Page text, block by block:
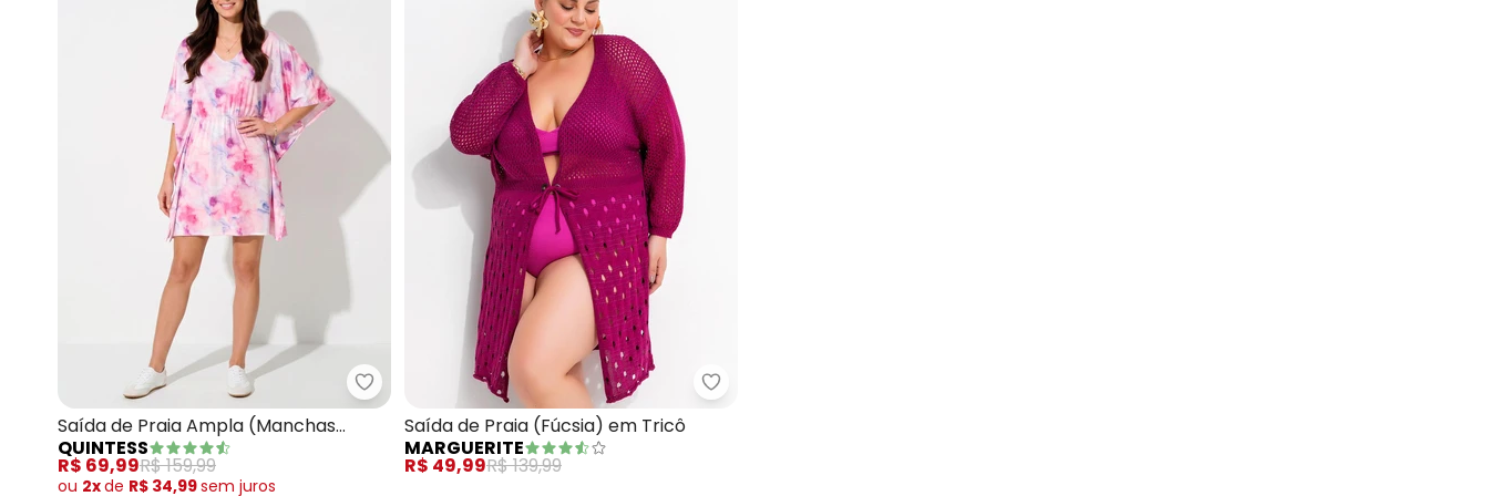
Quintess - Saída de Praia Ampla (Manchas Naturais)
Saída de Praia Ampla (Manchas
Naturais)
QUINTESS
R$ 69,99R$ 159,99
ou 2xde R$ 34,99sem juros
Marguerite - Saída de Praia (Fúcsia) em Tricô
Saída de Praia (Fúcsia) em Tricô
MARGUERITE
R$ 49,99R$ 139,99